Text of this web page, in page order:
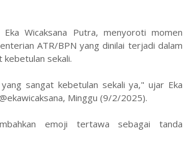
Eka Wicaksana Putra, menyoroti momen
ATR/BPN yang dinilai terjadi dalam
kebetulan sekali.
sangat kebetulan sekali ya," ujar Eka
Minggu (9/2/2025).
emoji tertawa sebagai tanda